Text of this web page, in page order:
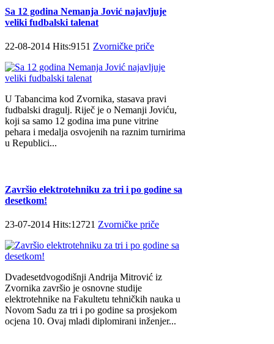
Sa 12 godina Nemanja Jović najavljuje
veliki fudbalski talenat
22-08-2014 Hits:9151 Zvorničke priče
U Tabancima kod Zvornika, stasava pravi
fudbalski dragulj. Riječ je o Nemanji Joviću,
koji sa samo 12 godina ima pune vitrine
pehara i medalja osvojenih na raznim turnirima
u Republici...
Završio elektrotehniku za tri i po godine sa
desetkom!
23-07-2014 Hits:12721 Zvorničke priče
Dvadesetdvogodišnji Andrija Mitrović iz
Zvornika završio je osnovne studije
elektrotehnike na Fakultetu tehničkih nauka u
Novom Sadu za tri i po godine sa prosjekom
ocjena 10. Ovaj mladi diplomirani inženjer...